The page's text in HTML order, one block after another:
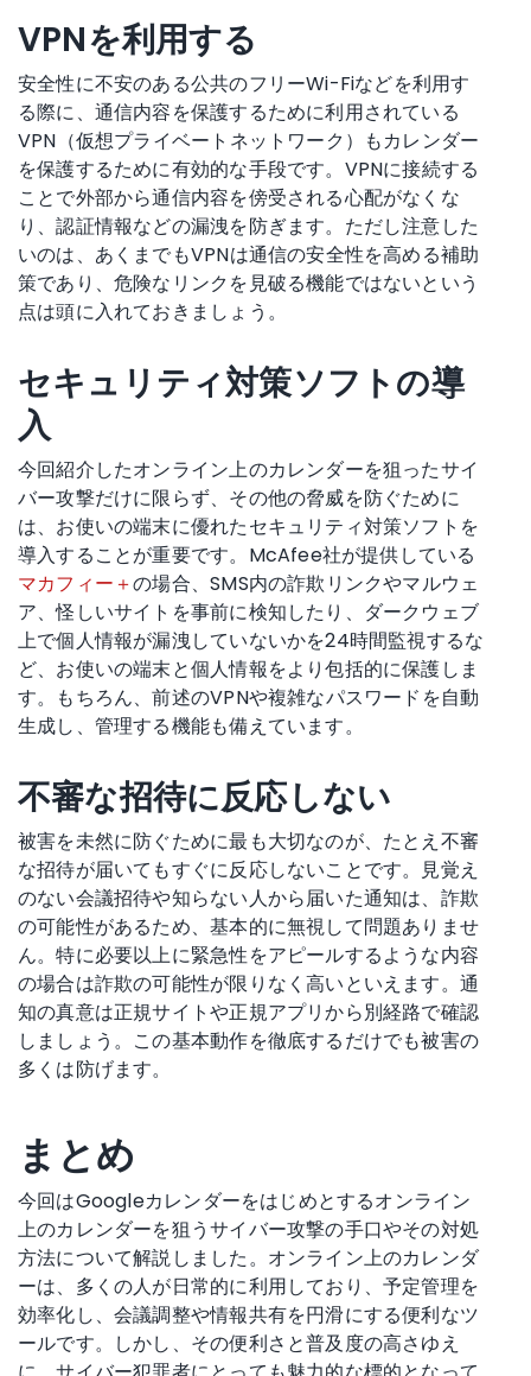
VPNを利用する
安全性に不安のある公共のフリーWi-Fiなどを利用す
る際に、通信内容を保護するために利用されている
VPN（仮想プライベートネットワーク）もカレンダー
を保護するために有効的な手段です。VPNに接続する
ことで外部から通信内容を傍受される心配がなくな
り、認証情報などの漏洩を防ぎます。ただし注意した
いのは、あくまでもVPNは通信の安全性を高める補助
策であり、危険なリンクを見破る機能ではないという
点は頭に入れておきましょう。
セキュリティ対策ソフトの導
入
今回紹介したオンライン上のカレンダーを狙ったサイ
バー攻撃だけに限らず、その他の脅威を防ぐために
は、お使いの端末に優れたセキュリティ対策ソフトを
導入することが重要です。McAfee社が提供している
マカフィー＋の場合、SMS内の詐欺リンクやマルウェ
ア、怪しいサイトを事前に検知したり、ダークウェブ
上で個人情報が漏洩していないかを24時間監視するな
ど、お使いの端末と個人情報をより包括的に保護しま
す。もちろん、前述のVPNや複雑なパスワードを自動
生成し、管理する機能も備えています。
不審な招待に反応しない
被害を未然に防ぐために最も大切なのが、たとえ不審
な招待が届いてもすぐに反応しないことです。見覚え
のない会議招待や知らない人から届いた通知は、詐欺
の可能性があるため、基本的に無視して問題ありませ
ん。特に必要以上に緊急性をアピールするような内容
の場合は詐欺の可能性が限りなく高いといえます。通
知の真意は正規サイトや正規アプリから別経路で確認
しましょう。この基本動作を徹底するだけでも被害の
多くは防げます。
まとめ
今回はGoogleカレンダーをはじめとするオンライン
上のカレンダーを狙うサイバー攻撃の手口やその対処
方法について解説しました。オンライン上のカレンダ
ーは、多くの人が日常的に利用しており、予定管理を
効率化し、会議調整や情報共有を円滑にする便利なツ
ールです。しかし、その便利さと普及度の高さゆえ